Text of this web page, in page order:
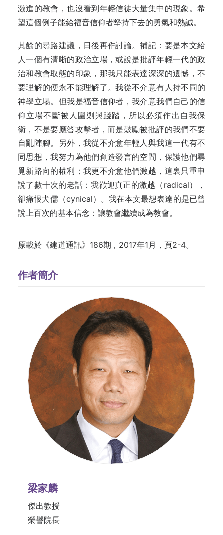
激進的教會，也沒看到年輕信徒大量集中的現象。希
望這個例子能給福音信仰者堅持下去的勇氣和熱誠。
其餘的尋路建議，日後再作討論。補記：要是本文給
人一個有清晰的政治立場，或說是批評年輕一代的政
治和教會取態的印象，那我只能表達深深的遺憾，不
要理解的便永不能理解了。我從不介意有人持不同的
神學立場。但我是福音信仰者，我介意我們自己的信
仰立場不斷被人圍剿與踐踏，所以必須作出自我保
衛，不是要應答攻擊者，而是鼓勵被批評的我們不要
自亂陣腳。另外，我從不介意年輕人與我這一代有不
同思想，我努力為他們創造發言的空間，保護他們尋
覓新路向的權利；我更不介意他們激越，這裏只重申
說了數十次的老話：我歡迎真正的激越（radical），
卻痛恨犬儒（cynical）。我在本文最想表達的是已曾
說上百次的基本信念：讓教會繼續成為教會。
原載於《建道通訊》186期，2017年1月，頁2-4。
作者簡介
梁家麟
傑出教授
榮譽院長